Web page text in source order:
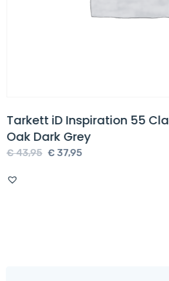
Tarkett iD Inspiration 55
Oak Dark Grey
€43,95 Oorspronkelijke
€37,95Huidige